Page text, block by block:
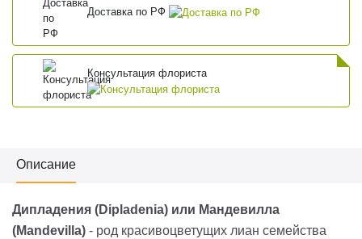
Доставка по РФ
Консультация флориста
Описание
Дипладения (Dipladenia) или Мандевилла
(Mandevilla) - род красивоцветущих лиан семейства